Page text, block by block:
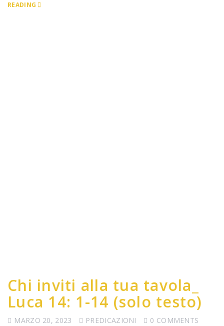
READING
Chi inviti alla tua tavola_
Luca 14: 1-14 (solo testo)
MARZO 20, 2023 PREDICAZIONI
0 COMMENTS